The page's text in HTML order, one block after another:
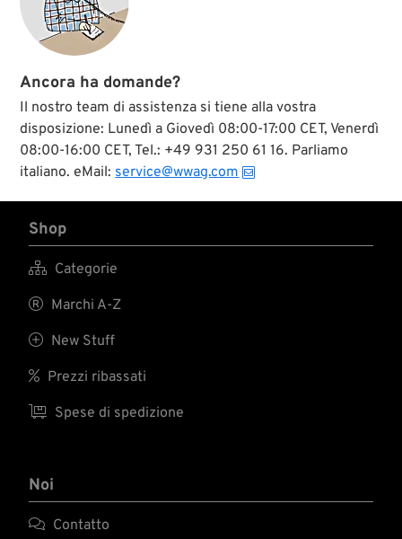
Ancora ha domande?
Il nostro team di assistenza si tiene alla vostra
disposizione: Lunedì a Giovedì 08:00-17:00 CET, Venerdì
08:00-16:00 CET, Tel.: +49 931 250 61 16. Parliamo
italiano. eMail:service@wwag.com
Shop
 Categorie
 Marchi A-Z
 New Stuff
 Prezzi ribassati
 Spese di spedizione
Noi
 Contatto